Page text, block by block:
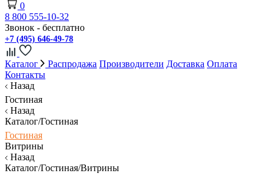
0
8 800 555-10-32
Звонок - бесплатно
+7 (495) 646-49-78
Каталог Распродажа Производители Доставка Оплата
Контакты
Назад
Гостиная
Назад
Каталог/Гостиная
Гостиная
Витрины
Назад
Каталог/Гостиная/Витрины